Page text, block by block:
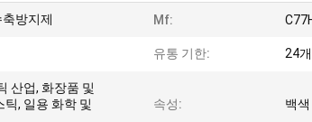
방지제 Mf:
유통 기한: 24
산업, 화장품 및
틱, 일용 화학 및
속성: 백